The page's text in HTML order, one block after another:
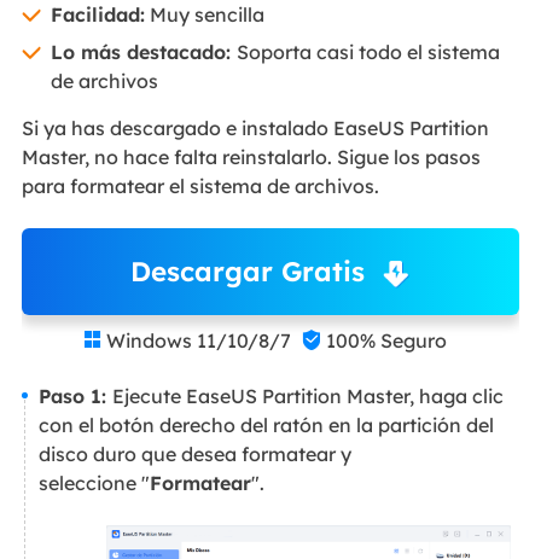
Facilidad:Muy sencilla
Lo más destacado: Soporta casi todo el sistema
de archivos
Si ya has descargado e instalado EaseUS Partition
Master, no hace falta reinstalarlo. Sigue los pasos
para formatear el sistema de archivos.
Descargar Gratis
 Windows 11/10/8/7  100% Seguro
Paso 1: Ejecute EaseUS Partition Master, haga clic
con el botón derecho del ratón en la partición del
disco duro que desea formatear y
seleccione "Formatear".